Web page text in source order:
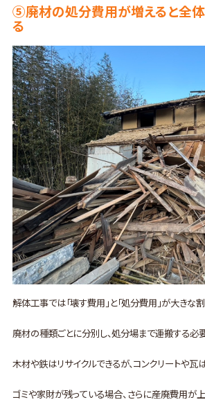
⑤廃材の処分費用が増えると全
る
解体工事では「壊す費用」と「処分費用」が大きな
廃材の種類ごとに分別し、処分場まで運搬する必
木材や鉄はリサイクルできるが、コンクリートや
ゴミや家財が残っている場合、さらに産廃費用が